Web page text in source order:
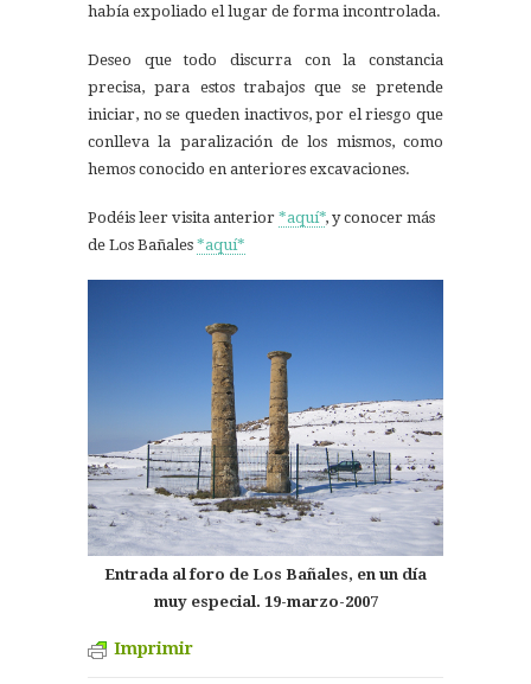
había expoliado el lugar de forma incontrolada.
Deseo que todo discurra con la constancia
precisa, para estos trabajos que se pretende
iniciar, no se queden inactivos, por el riesgo que
conlleva la paralización de los mismos, como
hemos conocido en anteriores excavaciones.
Podéis leer visita anterior *aquí*, y conocer más
de Los Bañales *aquí*
Entrada al foro de Los Bañales, en un día
muy especial. 19-marzo-2007
Imprimir